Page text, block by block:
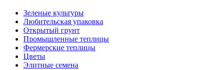
Зеленые культуры
Любительская упаковка
Открытый грунт
Промышленные теплицы
Фермерские теплицы
Цветы
Элитные семена